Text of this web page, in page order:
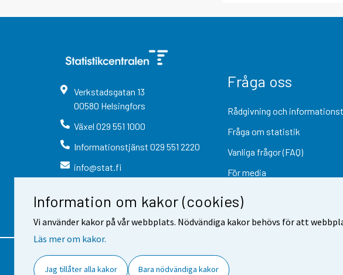
Information om kakor (cookies)
Vi använder kakor på vår webbplats. Nödvändiga kakor behövs för att
Läs mer om kakor.
Jag tillåter alla kakor Bara nödvändiga kakor
Verkstadsgatan 13
00580 Helsingfors
Växel 029 551 1000
Informationstjänst 029 551 2220
info@stat.fi
Fråga oss
Rådgivning och
Fråga om statistik
Vanliga frågor (FAQ)
För media
Kontaktinformation Respons